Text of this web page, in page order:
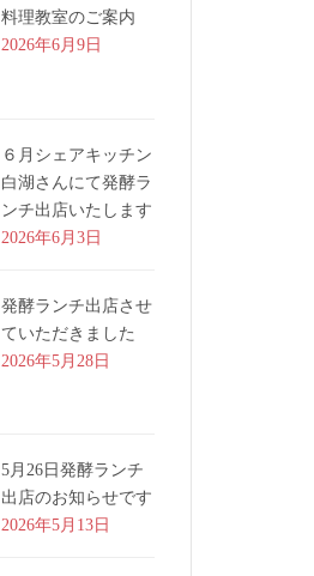
料理教室のご案内
2026年6月9日
６月シェアキッチン
白湖さんにて発酵ラ
ンチ出店いたします
2026年6月3日
発酵ランチ出店させ
ていただきました
2026年5月28日
5月26日発酵ランチ
出店のお知らせです
2026年5月13日